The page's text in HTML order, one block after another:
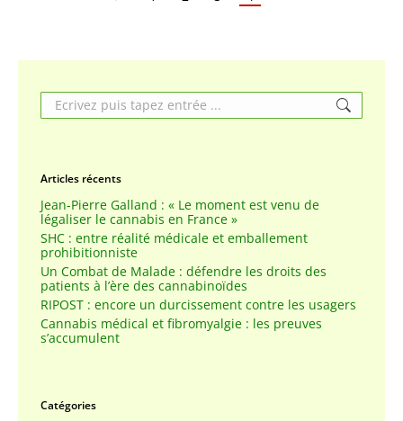
Search:
Articles récents
Jean-Pierre Galland : « Le moment est venu de
légaliser le cannabis en France »
SHC : entre réalité médicale et emballement
prohibitionniste
Un Combat de Malade : défendre les droits des
patients à l’ère des cannabinoïdes
RIPOST : encore un durcissement contre les usagers
Cannabis médical et fibromyalgie : les preuves
s’accumulent
Catégories